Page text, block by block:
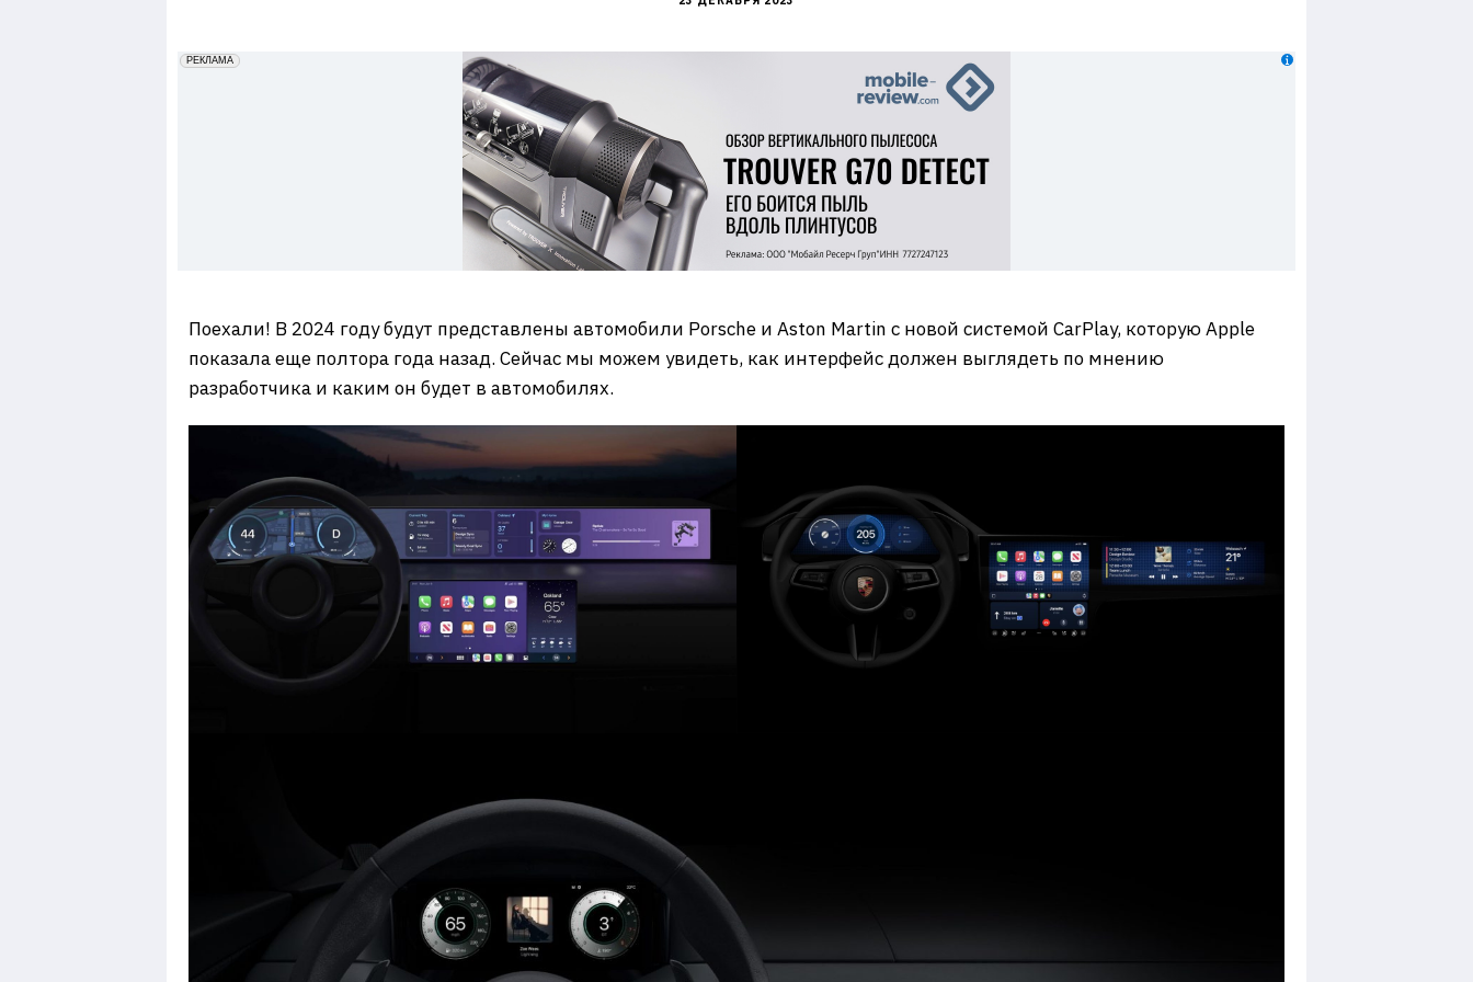
erid: 2VfnxxmNzs5
РЕКЛАМА
Поехали! В 2024 году будут представлены автомобили Porsche и Aston Martin с новой системой CarPlay, которую Apple
показала еще полтора года назад. Сейчас мы можем увидеть, как интерфейс должен выглядеть по мнению
разработчика и каким он будет в автомобилях.